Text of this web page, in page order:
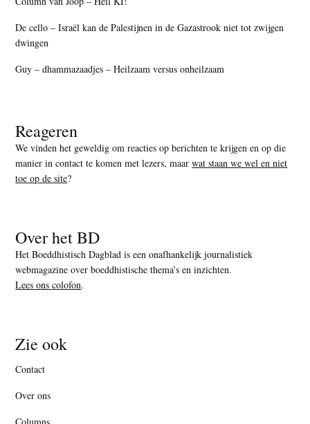
De cello – Israël kan de Palestijnen in de Gazastrook niet tot zwijgen
dwingen
Guy – dhammazaadjes – Heilzaam versus onheilzaam
Reageren
We vinden het geweldig om reacties op berichten te krijgen en op die
manier in contact te komen met lezers, maarwat staan we wel en niet
toe op de site?
Over het BD
Het Boeddhistisch Dagblad is een onafhankelijk journalistiek
webmagazine over boeddhistische thema’s en inzichten.
Lees ons colofon.
Zie ook
Contact
Over ons